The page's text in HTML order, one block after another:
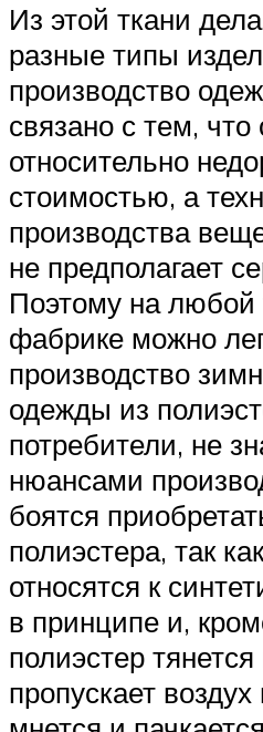
Из этой ткани
разные типы
производство
связано с тем,
относительно
стоимостью, а
производства
не предполагает
Поэтому на любой
фабрике можно
производство
одежды из
потребители, не
нюансами
боятся
полиэстера, так
относятся к
в принципе и,
полиэстер
пропускает